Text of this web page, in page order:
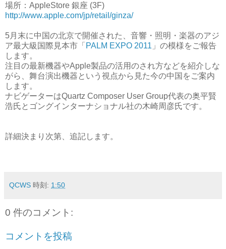
場所：AppleStore 銀座 (3F)
http://www.apple.com/jp/retail/ginza/
5月末に中国の北京で開催された、音響・照明・楽器のアジ
ア最大級国際見本市「 PALM EXPO 2011 」の模様をご報告
します。
注目の最新機器やApple製品の活用のされ方などを紹介しな
がら、舞台演出機器という視点から見た今の中国をご案内
します。
ナビゲーターはQuartz Composer User Group代表の奥平賢
浩氏とゴングインターナショナル社の木崎周彦氏です。
詳細決まり次第、追記します。
QCWS 時刻: 1:50
0 件のコメント:
コメントを投稿